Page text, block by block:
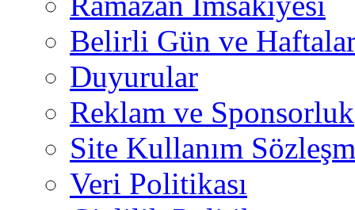
Belirli Gün ve
Duyurular
Reklam ve Sponsorluk
Site Kullanım
Veri Politikası